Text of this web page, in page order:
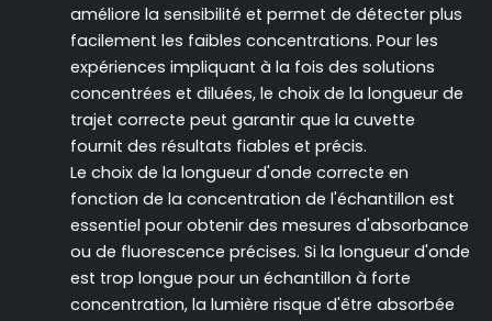
améliore la sensibilité et permet de détecter plus
facilement les faibles concentrations. Pour les
expériences impliquant à la fois des solutions
concentrées et diluées, le choix de la longueur de
trajet correcte peut garantir que la cuvette
fournit des résultats fiables et précis.
Le choix de la longueur d'onde correcte en
fonction de la concentration de l'échantillon est
essentiel pour obtenir des mesures d'absorbance
ou de fluorescence précises. Si la longueur d'onde
est trop longue pour un échantillon à forte
concentration, la lumière risque d'être absorbée